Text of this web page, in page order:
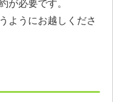
が必要です。
ようにお越しくださ